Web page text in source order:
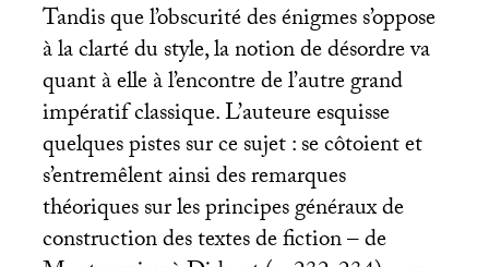
Tandis que l’obscurité des énigmes s’oppose
à la clarté du style, la notion de désordre va
quant à elle à l’encontre de l’autre grand
impératif classique. L’auteure esquisse
quelques pistes sur ce sujet : se côtoient et
s’entremêlent ainsi des remarques
théoriques sur les principes généraux de
construction des textes de fiction – de